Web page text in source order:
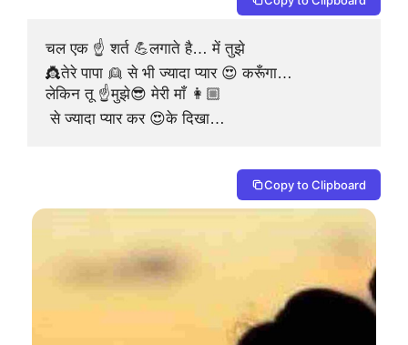
चल एक ☝ शर्त 💪लगाते है… में तुझे
👸तेरे पापा 👱 से भी ज्यादा प्यार 😍 करूँगा…
लेकिन तू ☝मुझे😎 मेरी माँ 👩🏼
से ज्यादा प्यार कर 😍के दिखा…
Copy to Clipboard